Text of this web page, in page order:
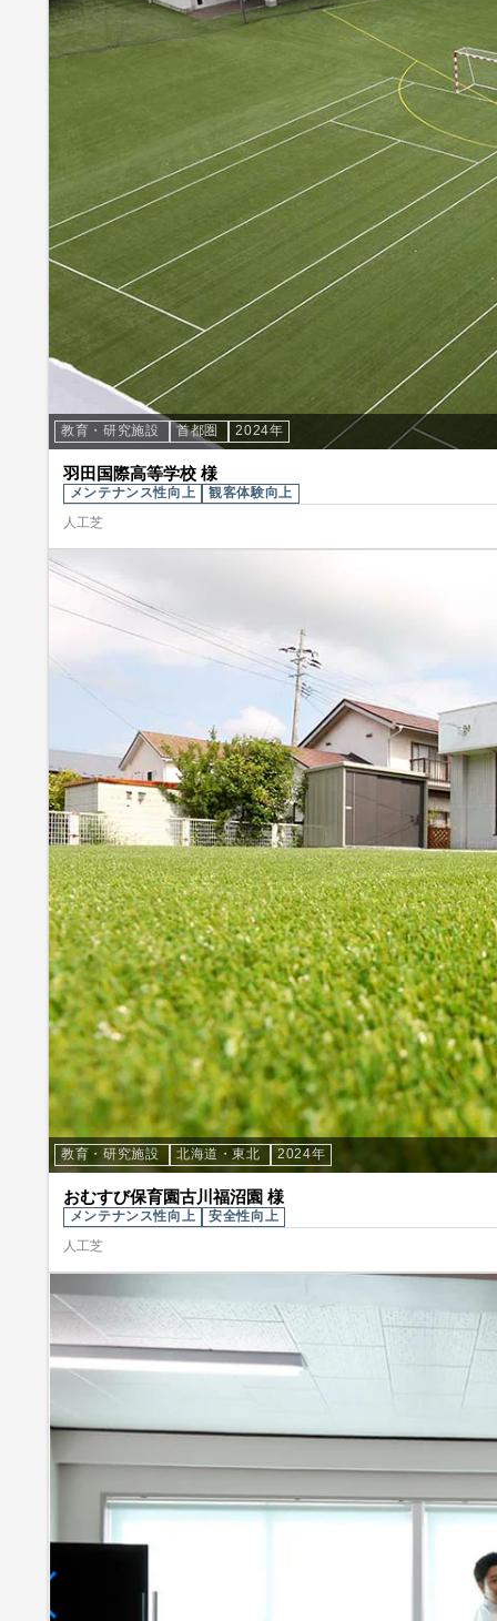
教育・研究施設 首都圏 2024年
羽田国際高等学校 様
メンテナンス性向上
観客体験向上
人工芝
教育・研究施設 北海道・東北 2024年
おむすび保育園古川福沼園 様
メンテナンス性向上
安全性向上
人工芝